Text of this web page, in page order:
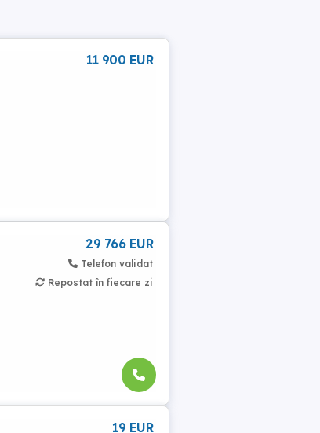
11 900 EUR
29 766 EUR
Telefon validat
Repostat în fiecare zi
19 EUR